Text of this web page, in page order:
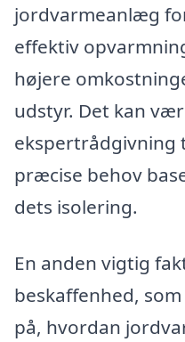
jordvarmeanlæg
effektiv
højere
udstyr. Det kan
ekspertrådgivning
præcise behov
dets isolering.
En anden vigtig
beskaffenhed,
på, hvordan